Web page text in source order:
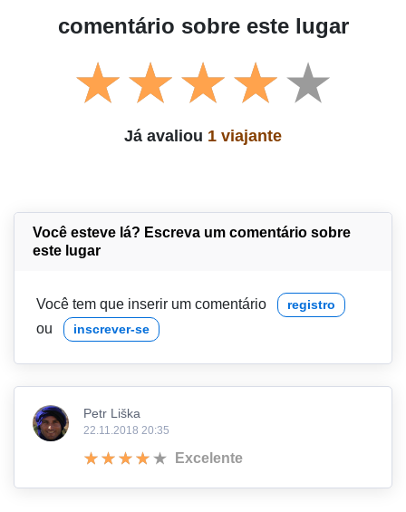
comentário sobre este lugar
Já avaliou 1 viajante
Você esteve lá? Escreva um comentário sobre
este lugar
Você tem que inserir um comentário registro
ou inscrever-se
Petr Liška
22.11.2018 20:35
Excelente